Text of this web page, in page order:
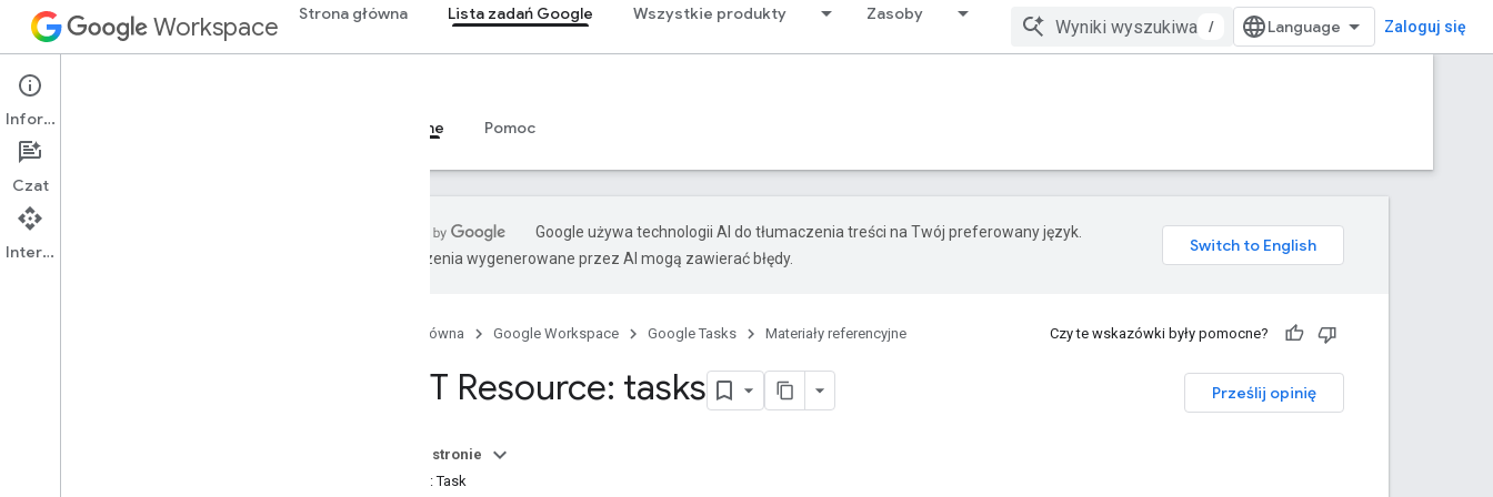
Workspace Strona główna Lista zadań Google Wszystkie produkty Zasoby
/ Zaloguj się
Google Tasks
Przegląd Materiały referencyjne Pomoc
Google używa technologii AI do tłumaczenia treści na Twój preferowany język.
Tłumaczenia wygenerowane przez AI mogą zawierać błędy.
Strona główna Google Workspace Google Tasks Materiały referencyjne Czy te wskazówki były pomocne?
Prześlij opinię
REST Resource: tasks
Na tej stronie
Zasób: Task
Informacje
Czat
Interfejs API